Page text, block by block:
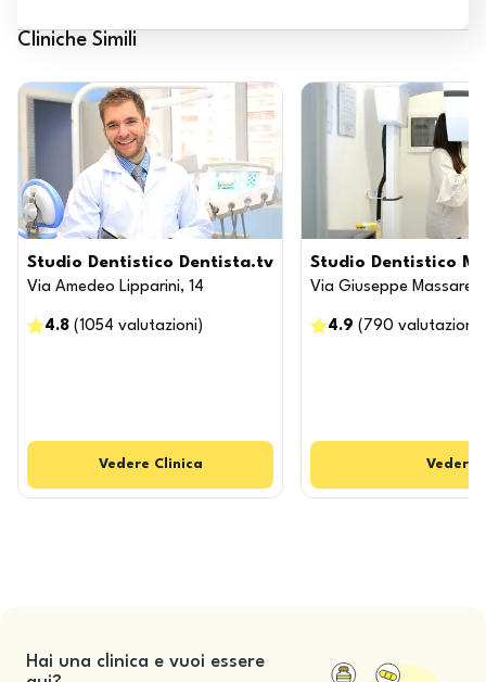
Cliniche Simili
Studio Dentistico Dentista.tv
Via Amedeo Lipparini, 14
4.8 (1054 valutazioni )
Vedere Clinica
Studio Dentistico
Via Giuseppe
4.9 ( 790 valutazioni
Vedere
Hai una clinica e vuoi essere